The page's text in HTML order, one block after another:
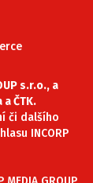
s.r.o., a
ČTK.
či dalšího
INCORP